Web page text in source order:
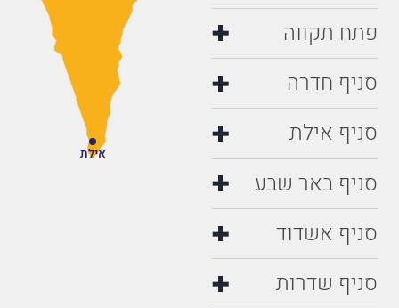
פתח תקווה
סניף חדרה
סניף אילת
סניף באר שבע
סניף אשדוד
סניף שדרות
אילת